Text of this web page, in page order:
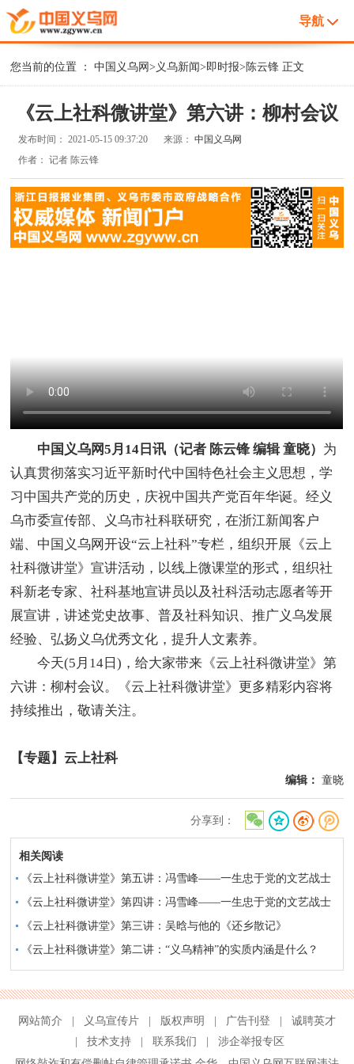
导航
您当前的位置 ：中国义乌网> 义乌新闻>即时报> 陈云锋 正文
《云上社科微讲堂》第六讲：柳村会议
发布时间：2021-05-15 09:37:20 来源：中国义乌网
作者：记者 陈云锋
中国义乌网5月14日讯（记者 陈云锋 编辑 童晓） 为
认真贯彻落实习近平新时代中国特色社会主义思想，学
习中国共产党的历史，庆祝中国共产党百年华诞。经义
乌市委宣传部、义乌市社科联研究，在浙江新闻客户
端、中国义乌网开设“云上社科”专栏，组织开展《云上
社科微讲堂》宣讲活动，以线上微课堂的形式，组织社
科新老专家、社科基地宣讲员以及社科活动志愿者等开
展宣讲，讲述党史故事、普及社科知识、推广义乌发展
经验、弘扬义乌优秀文化，提升人文素养。
今天(5月14日)，给大家带来《云上社科微讲堂》第
六讲：柳村会议。《云上社科微讲堂》更多精彩内容将
持续推出，敬请关注。
【专题】云上社科
编辑： 童晓
分享到：
相关阅读
《云上社科微讲堂》第五讲：冯雪峰——一生忠于党的文艺战士
（中）
《云上社科微讲堂》第四讲：冯雪峰——一生忠于党的文艺战士
（上）
《云上社科微讲堂》第三讲：吴晗与他的《还乡散记》
《云上社科微讲堂》第二讲：“义乌精神”的实质内涵是什么？
网站简介 义乌宣传片 版权声明 广告刊登
诚聘英才
技术支持 联系我们
涉企举报专区